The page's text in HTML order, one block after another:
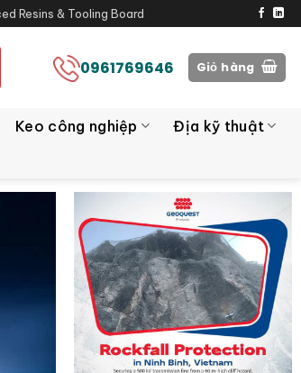
Resins & Tooling Board
0961769646 Giỏ hàng
Keo công nghiệp
Địa kỹ thuật